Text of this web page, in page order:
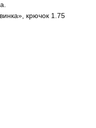
крючок 1.75